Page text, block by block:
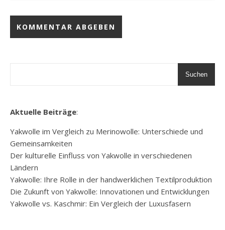
Suchen
Aktuelle Beiträge:
Yakwolle im Vergleich zu Merinowolle: Unterschiede und
Gemeinsamkeiten
Der kulturelle Einfluss von Yakwolle in verschiedenen
Ländern
Yakwolle: Ihre Rolle in der handwerklichen Textilproduktion
Die Zukunft von Yakwolle: Innovationen und Entwicklungen
Yakwolle vs. Kaschmir: Ein Vergleich der Luxusfasern